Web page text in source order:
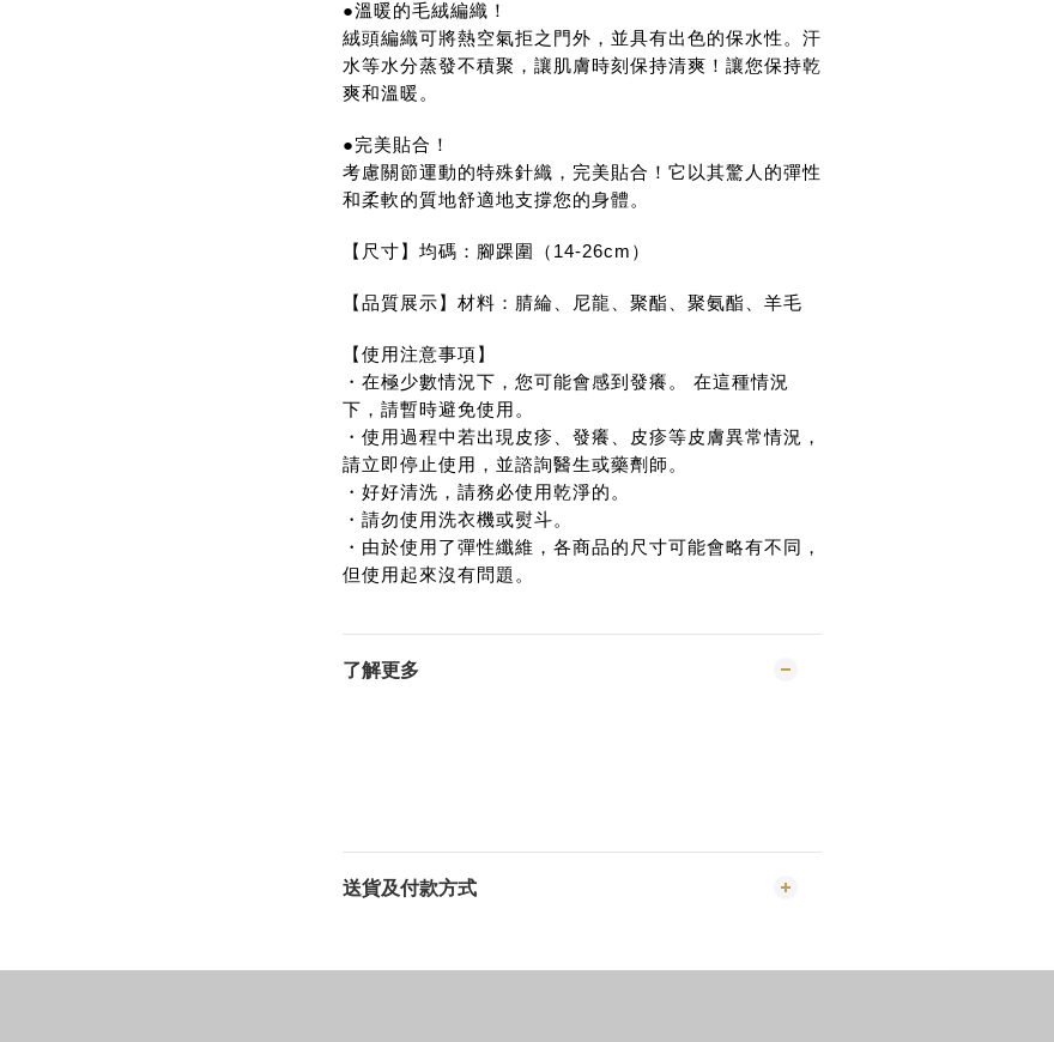
●溫暖的毛絨編織！
絨頭編織可將熱空氣拒之門外，並具有出色的保水性。汗
水等水分蒸發不積聚，讓肌膚時刻保持清爽！讓您保持乾
爽和溫暖。
●完美貼合！
考慮關節運動的特殊針織，完美貼合！它以其驚人的彈性
和柔軟的質地舒適地支撐您的身體。
【尺寸】均碼：腳踝圍（14-26cm）
【品質展示】材料：腈綸、尼龍、聚酯、聚氨酯、羊毛
【使用注意事項】
・在極少數情況下，您可能會感到發癢。 在這種情況
下，請暫時避免使用。
・使用過程中若出現皮疹、發癢、皮疹等皮膚異常情況，
請立即停止使用，並諮詢醫生或藥劑師。
・好好清洗，請務必使用乾淨的。
・請勿使用洗衣機或熨斗。
・由於使用了彈性纖維，各商品的尺寸可能會略有不同，
但使用起來沒有問題。
了解更多
送貨及付款方式